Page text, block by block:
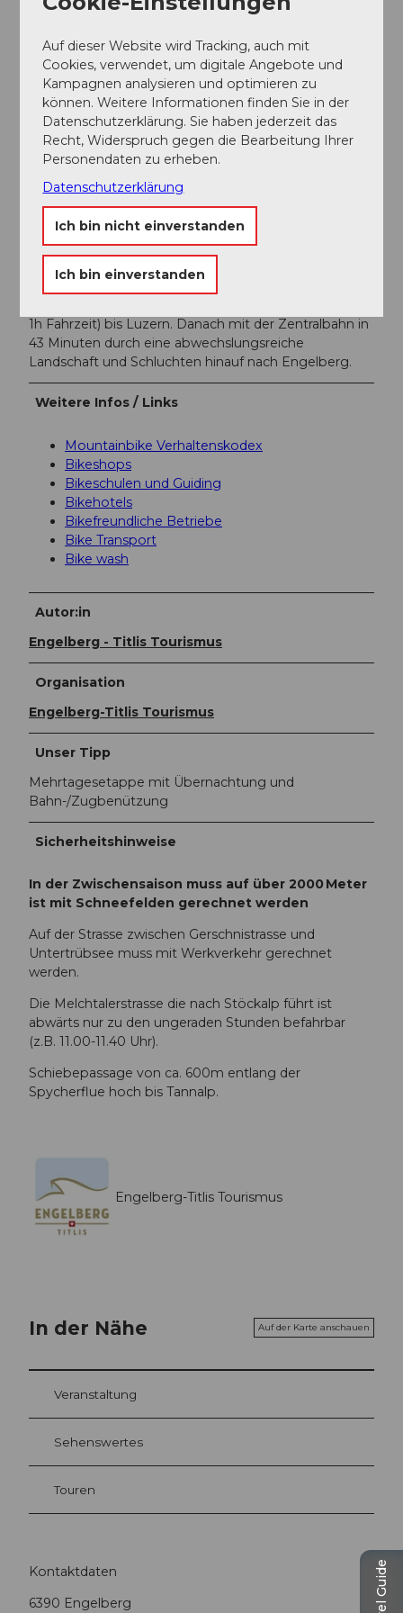
sich das Vorbeischauen.
Anreise und Parken
Anfahrt
Mit dem Auto fahren Sie auf der A2 (Basel-Gotthard)
bis Stans Süd, dann auf der Hauptstrasse 20 km nach
Engelberg. Engelberg liegt 30 Minuten von Luzern, 1
Parkplätze stehen in Engelberg kostenpflichtig zur
Öffentliche Verkehrsmittel
1h Fahrzeit) bis Luzern. Danach mit der Zentralbahn in
43 Minuten durch eine abwechslungsreiche
Landschaft und Schluchten hinauf nach Engelberg.
Weitere Infos / Links
Mountainbike Verhaltenskodex
Bikeshops
Bikeschulen und Guiding
Bikehotels
Bikefreundliche Betriebe
Bike Transport
Bike wash
Autor:in
Engelberg - Titlis Tourismus
Organisation
Engelberg-Titlis Tourismus
Unser Tipp
Mehrtagesetappe mit Übernachtung und
Bahn-/Zugbenützung
Sicherheitshinweise
In der Zwischensaison muss auf über 2000 Meter
ist mit Schneefelden gerechnet werden
Auf der Strasse zwischen Gerschnistrasse und
Untertrübsee muss mit Werkverkehr gerechnet
werden.
Die Melchtalerstrasse die nach Stöckalp führt ist
abwärts nur zu den ungeraden Stunden befahrbar
(z.B. 11.00-11.40 Uhr).
Schiebepassage von ca. 600m entlang der
Spycherflue hoch bis Tannalp.
Engelberg-Titlis Tourismus
In der Nähe Auf der Karte anschauen
Veranstaltung
Sehenswertes
Touren
Kontaktdaten
6390 Engelberg
Auf dieser Website wird Tracking, auch mit
Cookies, verwendet, um digitale Angebote und
Kampagnen analysieren und optimieren zu
können. Weitere Informationen finden Sie in der
Datenschutzerklärung. Sie haben jederzeit das
Recht, Widerspruch gegen die Bearbeitung Ihrer
Personendaten zu erheben.
Datenschutzerklärung
Ich bin nicht einverstanden
Ich bin einverstanden